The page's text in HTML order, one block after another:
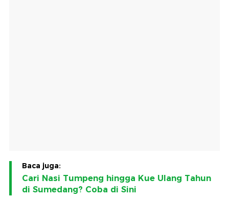
Baca juga:
Cari Nasi Tumpeng hingga Kue Ulang Tahun
di Sumedang? Coba di Sini